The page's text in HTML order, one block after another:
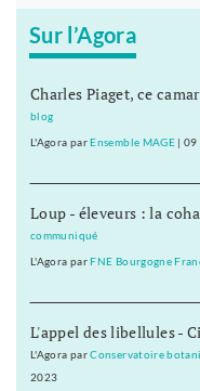
Sur l’Agora
Charles Piaget, ce
blog
L'Agora parEnsemble MAGE |09
Loup - éleveurs : la
communiqué
L'Agora parFNE Bourgogne
L'appel des libellules -
L'Agora parConservatoire
2023